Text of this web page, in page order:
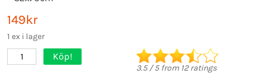
149kr
1 ex i lager
1 Köp!
3.5/5from 12ratings